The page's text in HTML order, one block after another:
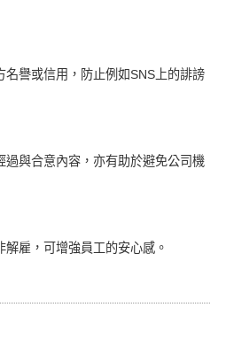
譽或信用，防止例如SNS上的誹謗
過與合意內容，亦有助於避免公司機
雇，可增強員工的安心感。